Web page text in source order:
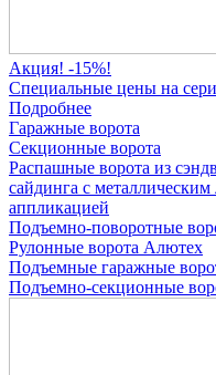
Акция! -15%!
Специальные цены на
Подробнее
Гаражные ворота
Секционные ворота
Распашные ворота из
сайдинга с металлическим
аппликацией
Подъемно-поворотные
Рулонные ворота Алютех
Подъемные гаражные
Подъемно-секционные